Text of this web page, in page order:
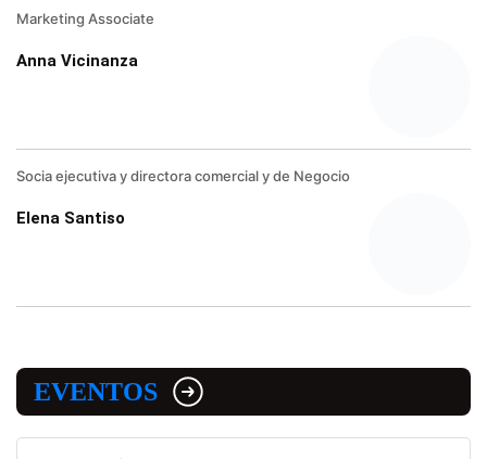
Marketing Associate
Anna Vicinanza
Socia ejecutiva y directora comercial y de Negocio
Elena Santiso
EVENTOS